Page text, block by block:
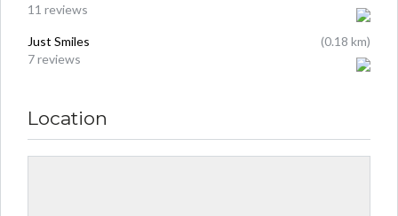
11 reviews
Just Smiles
(0.18 km)
7 reviews
Location